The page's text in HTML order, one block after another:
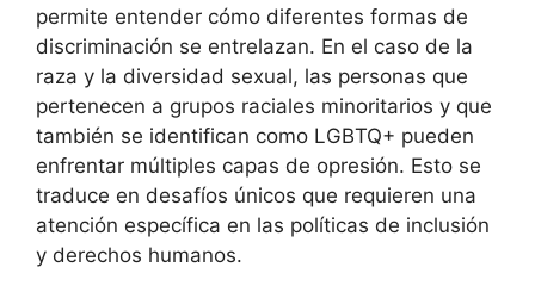
permite entender cómo diferentes formas de
discriminación se entrelazan. En el caso de la
raza y la diversidad sexual, las personas que
pertenecen a grupos raciales minoritarios y que
también se identifican como LGBTQ+ pueden
enfrentar múltiples capas de opresión. Esto se
traduce en desafíos únicos que requieren una
atención específica en las políticas de inclusión
y derechos humanos.